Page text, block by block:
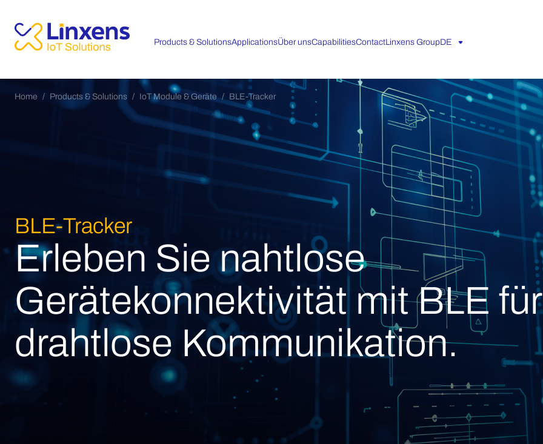
Products & SolutionsApplicationsÜber unsCapabilitiesContactLinxens GroupDE
Home Products & Solutions IoT Module & Geräte BLE-Tracker
BLE-Tracker
Erleben Sie nahtlose
Gerätekonnektivität mit BLE für
drahtlose Kommunikation.